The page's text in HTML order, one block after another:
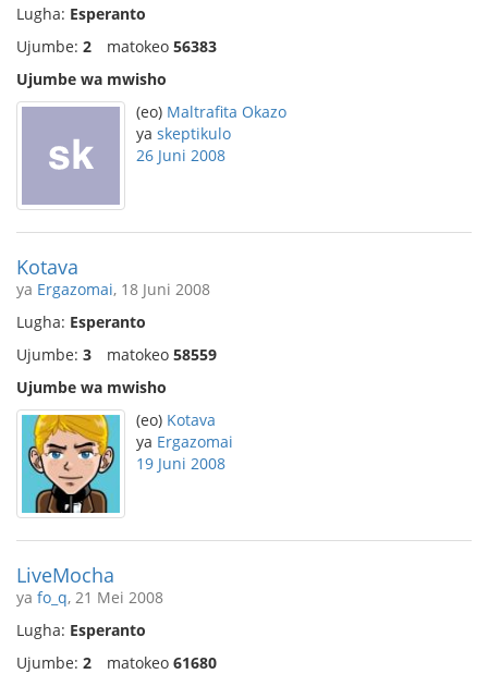
Lugha: Esperanto
Ujumbe: 2 matokeo 56383
Ujumbe wa mwisho
(eo) Maltrafita Okazo
ya skeptikulo
26 Juni 2008
Kotava
ya Ergazomai, 18 Juni 2008
Lugha: Esperanto
Ujumbe: 3 matokeo 58559
Ujumbe wa mwisho
(eo) Kotava
ya Ergazomai
19 Juni 2008
LiveMocha
ya fo_q, 21 Mei 2008
Lugha: Esperanto
Ujumbe: 2 matokeo 61680